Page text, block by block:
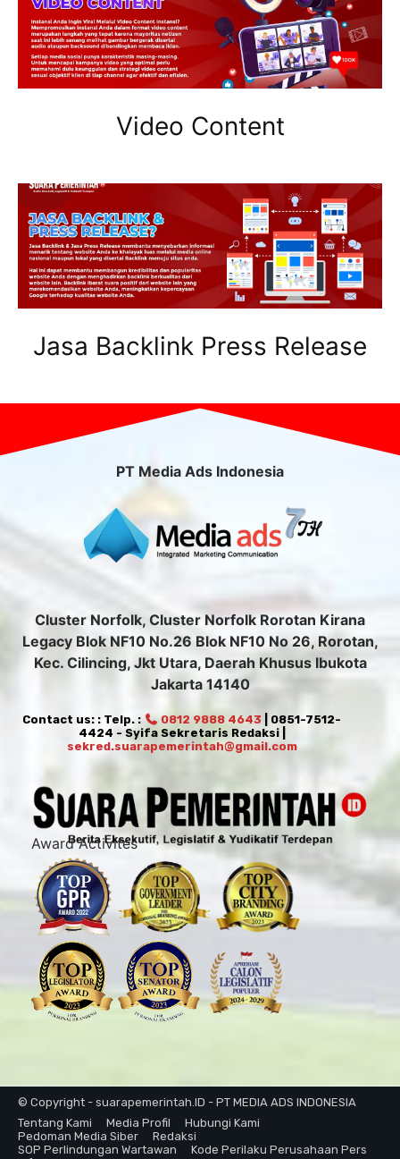
Video Content
Jasa Backlink Press Release
PT Media Ads Indonesia
Cluster Norfolk, Cluster Norfolk Rorotan Kirana
Legacy Blok NF10 No.26 Blok NF10 No 26, Rorotan,
Kec. Cilincing, Jkt Utara, Daerah Khusus Ibukota
Jakarta 14140
Contact us: : Telp. : 0812 9888 4643 | 0851-7512-
4424 - Syifa Sekretaris Redaksi |
sekred.suarapemerintah@gmail.com
Award Activites
© Copyright - suarapemerintah.ID - PT MEDIA ADS INDONESIA
Tentang Kami
Media Profil
Hubungi Kami
Pedoman Media Siber
Redaksi
SOP Perlindungan Wartawan
Kode Perilaku Perusahaan Pers